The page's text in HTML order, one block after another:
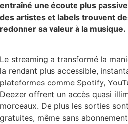
entraîné une écoute plus
des artistes et labels trouvent
redonner sa valeur à la musique.
Le streaming a transformé la
la rendant plus accessible,
plateformes comme Spotify,
Deezer offrent un accès quasi
morceaux. De plus les sorties
gratuites, même sans